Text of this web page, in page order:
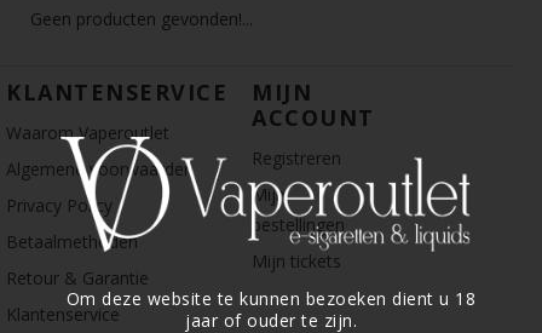
Om deze website te kunnen bezoeken dient u 18
jaar of ouder te zijn.
Geen producten gevonden!...
KLANTENSERVICE
Waarom Vaperoutlet
Algemene voorwaarden
Privacy Policy
Betaalmethoden
Retour & Garantie
Klantenservice
MIJN
ACCOUNT
Registreren
Mijn
bestellingen
Mijn tickets